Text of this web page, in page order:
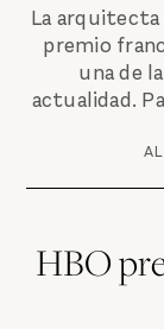
La arquitecta
premio
una de
actualidad.
HBO